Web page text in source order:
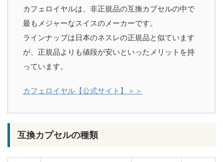
カフェロイヤルは、非正規品の互換カプセルの中で
最もメジャーなスイスのメーカーです。
ラインナップは日本のネスレの正規品と似ています
が、正規品よりも値段が安いといったメリットを持
っています。
カフェロイヤル【公式サイト】＞＞
互換カプセルの種類